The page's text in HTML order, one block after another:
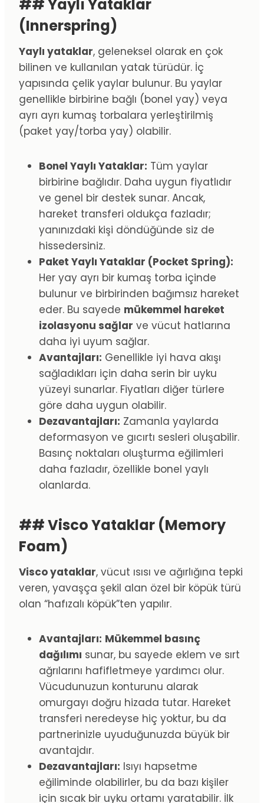
## Yaylı Yataklar
(Innerspring)
Yaylı yataklar, geleneksel olarak en çok
bilinen ve kullanılan yatak türüdür. İç
yapısında çelik yaylar bulunur. Bu yaylar
genellikle birbirine bağlı (bonel yay) veya
ayrı ayrı kumaş torbalara yerleştirilmiş
(paket yay/torba yay) olabilir.
Bonel Yaylı Yataklar: Tüm yaylar
birbirine bağlıdır. Daha uygun fiyatlıdır
ve genel bir destek sunar. Ancak,
hareket transferi oldukça fazladır;
yanınızdaki kişi döndüğünde siz de
hissedersiniz.
Paket Yaylı Yataklar (Pocket Spring):
Her yay ayrı bir kumaş torba içinde
bulunur ve birbirinden bağımsız hareket
eder. Bu sayede mükemmel hareket
izolasyonu sağlar ve vücut hatlarına
daha iyi uyum sağlar.
Avantajları: Genellikle iyi hava akışı
sağladıkları için daha serin bir uyku
yüzeyi sunarlar. Fiyatları diğer türlere
göre daha uygun olabilir.
Dezavantajları: Zamanla yaylarda
deformasyon ve gıcırtı sesleri oluşabilir.
Basınç noktaları oluşturma eğilimleri
daha fazladır, özellikle bonel yaylı
olanlarda.
## Visco Yataklar (Memory
Foam)
Visco yataklar, vücut ısısı ve ağırlığına tepki
veren, yavaşça şekil alan özel bir köpük türü
olan “hafızalı köpük”ten yapılır.
Avantajları: Mükemmel basınç
dağılımı sunar, bu sayede eklem ve sırt
ağrılarını hafifletmeye yardımcı olur.
Vücudunuzun konturunu alarak
omurgayı doğru hizada tutar. Hareket
transferi neredeyse hiç yoktur, bu da
partnerinizle uyuduğunuzda büyük bir
avantajdır.
Dezavantajları: Isıyı hapsetme
eğiliminde olabilirler, bu da bazı kişiler
için sıcak bir uyku ortamı yaratabilir. İlk